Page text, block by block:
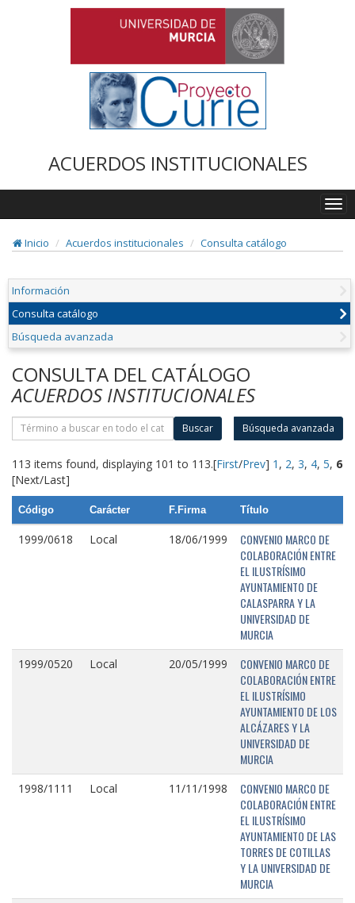
ACUERDOS INSTITUCIONALES
Inicio
Acuerdos institucionales Consulta catálogo
Información
Consulta catálogo
Búsqueda avanzada
CONSULTA DEL CATÁLOGO
ACUERDOS INSTITUCIONALES
Buscar Búsqueda avanzada
113 items found, displaying 101 to 113.[First/Prev] 1 , 2, 3, 4, 5, 6
[Next/Last]
Código Carácter F.Firma Título
1999/0618 Local 18/06/1999
CONVENIO MARCO DE
COLABORACIÓN ENTRE
EL ILUSTRÍSIMO
AYUNTAMIENTO DE
CALASPARRA Y LA
UNIVERSIDAD DE
MURCIA
1999/0520 Local 20/05/1999
CONVENIO MARCO DE
COLABORACIÓN ENTRE
EL ILUSTRÍSIMO
AYUNTAMIENTO DE LOS
ALCÁZARES Y LA
UNIVERSIDAD DE
MURCIA
1998/1111 Local 11/11/1998
CONVENIO MARCO DE
COLABORACIÓN ENTRE
EL ILUSTRÍSIMO
AYUNTAMIENTO DE LAS
TORRES DE COTILLAS
Y LA UNIVERSIDAD DE
MURCIA